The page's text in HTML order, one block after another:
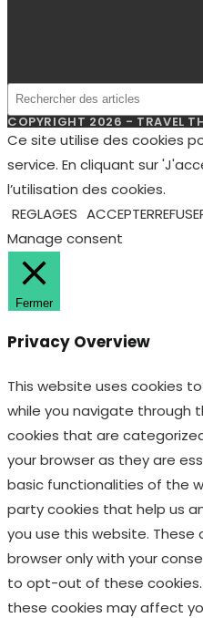
COPYRIGHT 2026 - TRAVEL
Ce site utilise des cookies
service. En cliquant sur
l’utilisation des cookies.
REGLAGES ACCEPTER
Manage consent
Fermer
Privacy Overview
This website uses cookies
while you navigate through
cookies that are
your browser as they are
basic functionalities of the
party cookies that help us
you use this website. These
browser only with your
to opt-out of these
these cookies may affect